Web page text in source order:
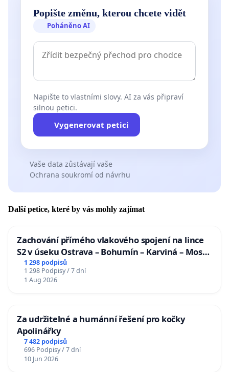
Popište změnu, kterou chcete vidět
Poháněno AI
Napište to vlastními slovy. AI za vás připraví
silnou petici.
Vygenerovat petici
Vaše data zůstávají vaše
Ochrana soukromí od návrhu
Další petice, které by vás mohly zajímat
Zachování přímého vlakového spojení na lince
S2 v úseku Ostrava – Bohumín – Karviná – Mosty
u Jablunkova
1 298 podpisů
1 298 Podpisy / 7 dní
1 Aug 2026
Za udržitelné a humánní řešení pro kočky
Apolinářky
7 482 podpisů
696 Podpisy / 7 dní
10 Jun 2026